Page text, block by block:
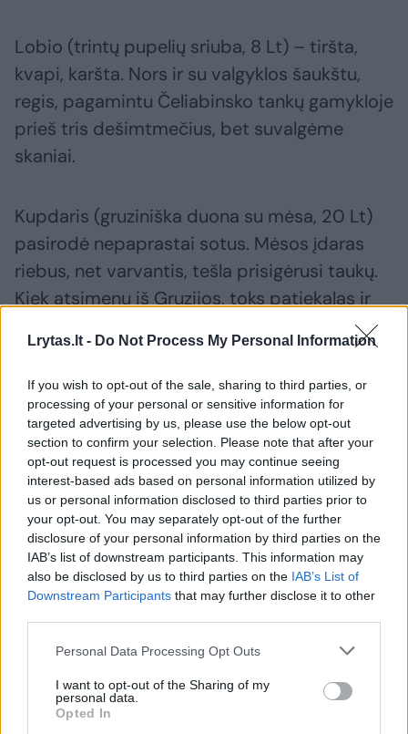
Lrytas.lt - Do Not Process My Personal Information
If you wish to opt-out of the sale, sharing to third parties, or
processing of your personal or sensitive information for
targeted advertising by us, please use the below opt-out
section to confirm your selection. Please note that after your
opt-out request is processed you may continue seeing
interest-based ads based on personal information utilized by
us or personal information disclosed to third parties prior to
your opt-out. You may separately opt-out of the further
disclosure of your personal information by third parties on the
IAB’s list of downstream participants. This information may
also be disclosed by us to third parties on the IAB’s List of
Downstream Participants that may further disclose it to other
Personal Data Processing Opt Outs
I want to opt-out of the Sharing of my
personal data.
Opted In
Lobio (trintų pupelių sriuba, 8 Lt) – tiršta,
kvapi, karšta. Nors ir su valgyklos šaukštu,
regis, pagamintu Čeliabinsko tankų gamykloje
prieš tris dešimtmečius, bet suvalgėme
skaniai.
Kupdaris (gruziniška duona su mėsa, 20 Lt)
pasirodė nepaprastai sotus. Mėsos įdaras
riebus, net varvantis, tešla prisigėrusi taukų.
Kiek atsimenu iš Gruzijos, toks patiekalas ir
neturėčiau skųstis, nes patys pasirinkome. Po
vakarienės dalį parsivežame namo.
Maltos mėsos kebabas (20 Lt) buvo puikus –
kvapus, suvyniotas į plonos tešlos lapą. Dėl
mėsos kokybės būtų galima ignoruoti ir
primityvų garnyrą, numestą kaip pigiausioje
kolūkio valgykloje. Nelygiai pakapoti agurkai ir
pomidorai. Ne, ką aš šneku. Kolūkio valgykloje
turbūt būtų parodyta daugiau meilės
Chinkaliai (gruzinų koldūnai su mėsa, 12 Lt)
buvo susukti ir išdėlioti su meile, skanūs ir